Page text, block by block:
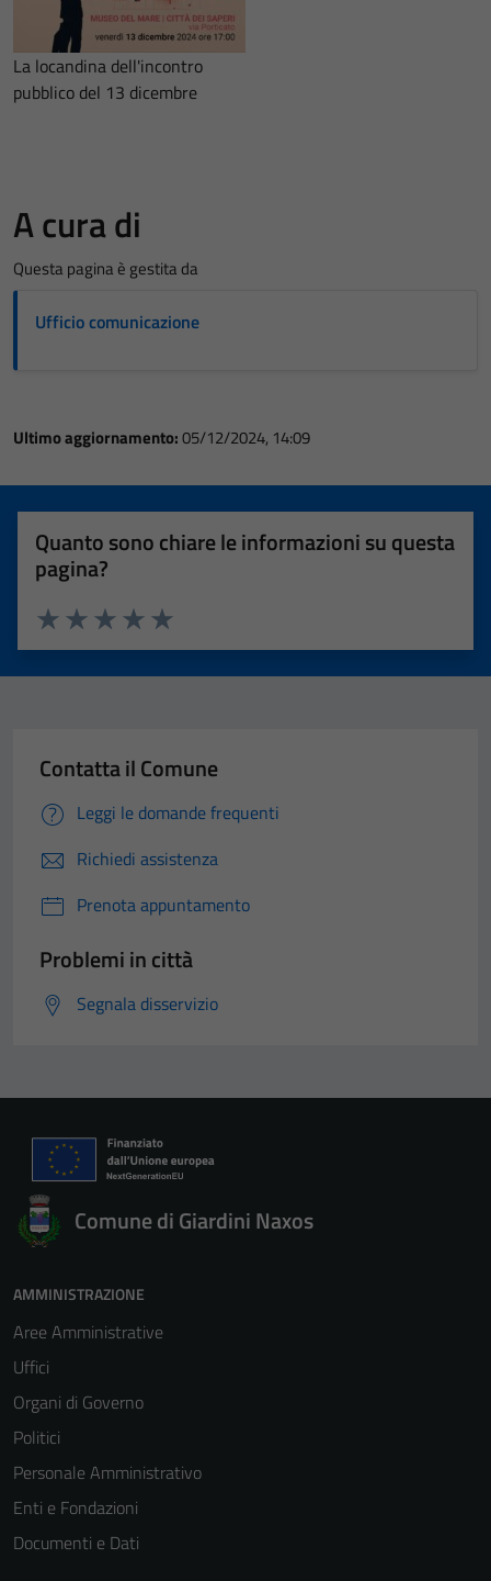
La locandina dell'incontro
pubblico del 13 dicembre
A cura di
Questa pagina è gestita da
Ufficio comunicazione
Ultimo aggiornamento:05/12/2024, 14:09
Quanto sono chiare le informazioni su questa
pagina?
Valuta 5 stelle su 5
Valuta 4 stelle su 5
Valuta 3 stelle su 5
Valuta 2 stelle su 5
Valuta 1 stelle su 5
Contatta il Comune
Leggi le domande frequenti
Richiedi assistenza
Prenota appuntamento
Problemi in città
Segnala disservizio
Comune di Giardini Naxos
AMMINISTRAZIONE
Aree Amministrative
Uffici
Organi di Governo
Politici
Personale Amministrativo
Enti e Fondazioni
Documenti e Dati